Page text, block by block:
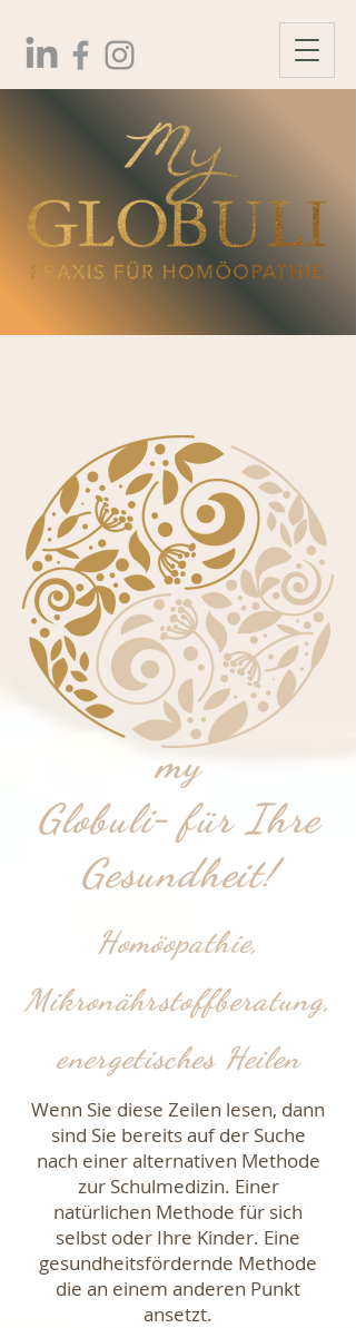
my
Globuli-fürIhre
Gesundheit!
Homöopathie,
Mikronährstoffberatung,
energetisches Heilen
Wenn Sie diese Zeilen lesen, dann
sind Sie bereits auf der Suche
nach einer alternativen Methode
zur Schulmedizin. Einer
natürlichen Methode für sich
selbst oder Ihre Kinder. Eine
gesundheitsfördernde Methode
die an einem anderen Punkt
ansetzt.